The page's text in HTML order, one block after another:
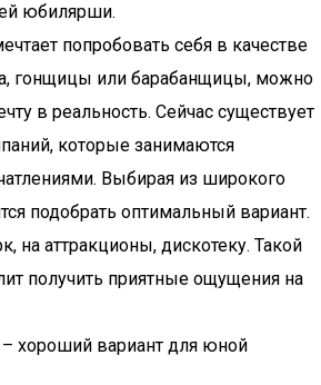
юбилярши.
попробовать себя в качестве
гонщицы или барабанщицы, можно
в реальность. Сейчас существует
которые занимаются
Выбирая из широкого
подобрать оптимальный вариант.
на аттракционы, дискотеку. Такой
получить приятные ощущения на
хороший вариант для юной